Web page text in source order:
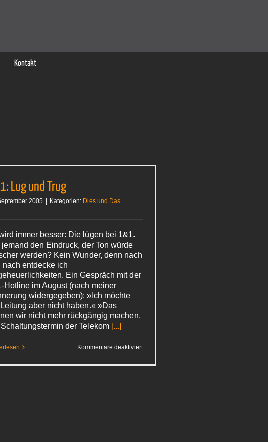
Kontakt
Lug und Trug
2005 Kategorien: Dies und Das
immer besser: Die lügen bei 1&1.
jemand den Eindruck, der Ton würde
werden? Kein Wunder, denn nach
nach entdecke ich
Ein Gespräch mit der
Hotline im August (nach meiner
widergegeben): »Ich möchte
aber nicht haben.« »Das
wir nicht mehr rückgängig machen,
der Telekom [...]
Kommentare deaktiviertfür
sich damit einverstanden, dass Cookies gesetzt werden.